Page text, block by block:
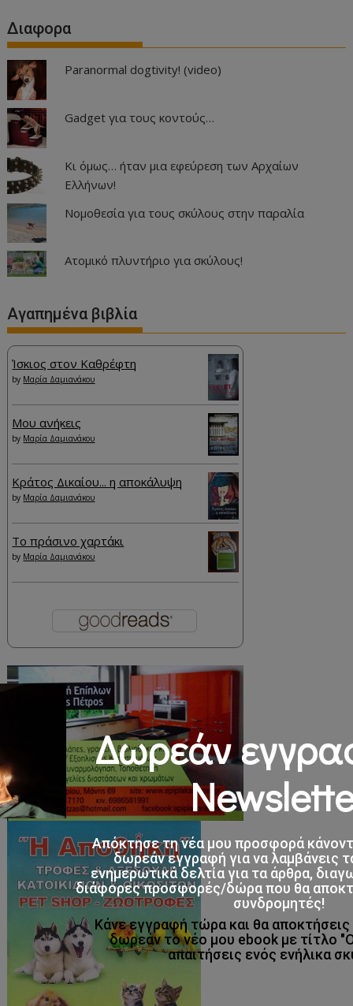
Διαφορα
Paranormal dogtivity! (video)
Gadget για τους κοντούς…
Κι όμως… ήταν μια εφεύρεση των Αρχαίων
Ελλήνων!
Νομοθεσία για τους σκύλους στην παραλία
Ατομικό πλυντήριο για σκύλους!
Αγαπημένα βιβλία
Ίσκιος στον Καθρέφτη
by Μαρία Δαμιανάκου
Μου ανήκεις
by Μαρία Δαμιανάκου
Κράτος Δικαίου... η αποκάλυψη
by Μαρία Δαμιανάκου
Το πράσινο χαρτάκι
by Μαρία Δαμιανάκου
Δωρεάν
Απόκτησε τη νέα μου προσφορά
δωρεάν εγγραφή για να λαμβάνεις
ενημερωτικά δελτία για τα άρθρα,
διάφορες προσφορές/δώρα που θα
συνδρομητές!
Κάνε εγγραφή τώρα και θα
δωρεάν το νέο μου ebook με τίτλο
απαιτήσεις ενός ενήλικα